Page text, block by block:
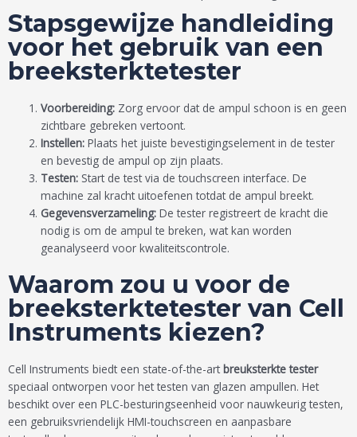
Stapsgewijze handleiding
voor het gebruik van een
breeksterktetester
Voorbereiding: Zorg ervoor dat de ampul schoon is en geen
zichtbare gebreken vertoont.
Instellen: Plaats het juiste bevestigingselement in de tester
en bevestig de ampul op zijn plaats.
Testen: Start de test via de touchscreen interface. De
machine zal kracht uitoefenen totdat de ampul breekt.
Gegevensverzameling: De tester registreert de kracht die
nodig is om de ampul te breken, wat kan worden
geanalyseerd voor kwaliteitscontrole.
Waarom zou u voor de
breeksterktetester van Cell
Instruments kiezen?
Cell Instruments biedt een state-of-the-art breuksterkte tester
speciaal ontworpen voor het testen van glazen ampullen. Het
beschikt over een PLC-besturingseenheid voor nauwkeurig testen,
een gebruiksvriendelijk HMI-touchscreen en aanpasbare